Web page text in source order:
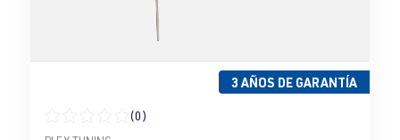
3 AÑOS DE GARANTÍA
(0)